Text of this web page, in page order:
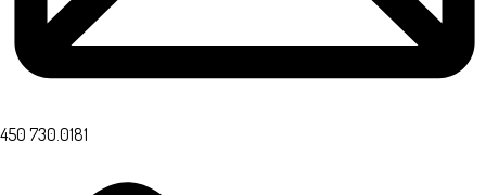
450 730.0181